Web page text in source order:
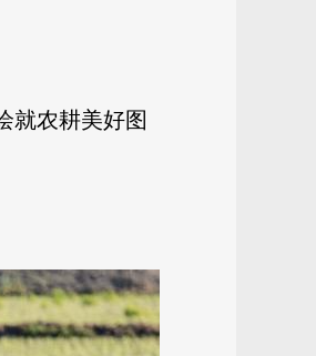
就农耕美好图